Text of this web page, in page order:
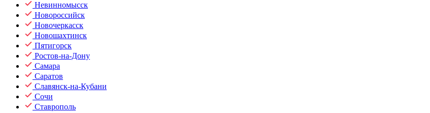
Невинномысск
Новороссийск
Новочеркасск
Новошахтинск
Пятигорск
Ростов-на-Дону
Самара
Саратов
Славянск-на-Кубани
Сочи
Ставрополь